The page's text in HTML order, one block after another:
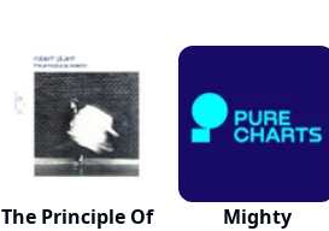
The Principle Of
Mighty